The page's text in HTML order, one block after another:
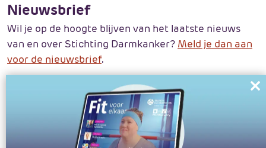
Nieuwsbrief
Wil je op de hoogte blijven van het laatste nieuws
van en over Stichting Darmkanker? Meld je dan aan
voor de nieuwsbrief.
Word vrijwilliger
Wil jij je ook inzetten voor anderen die getroffen zijn
door darmkanker? Meld je aan als vrijwilliger bij
Stichting Darmkanker. Stuur een e-mail onder